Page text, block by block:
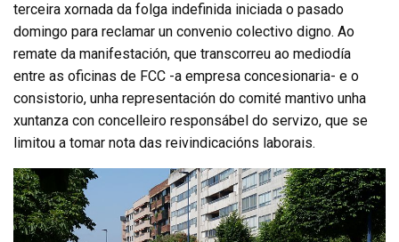
terceira xornada da folga indefinida iniciada o pasado
domingo para reclamar un convenio colectivo digno. Ao
remate da manifestación, que transcorreu ao mediodía
entre as oficinas de FCC -a empresa concesionaria- e o
consistorio, unha representación do comité mantivo unha
xuntanza con concelleiro responsábel do servizo, que se
limitou a tomar nota das reivindicacións laborais.